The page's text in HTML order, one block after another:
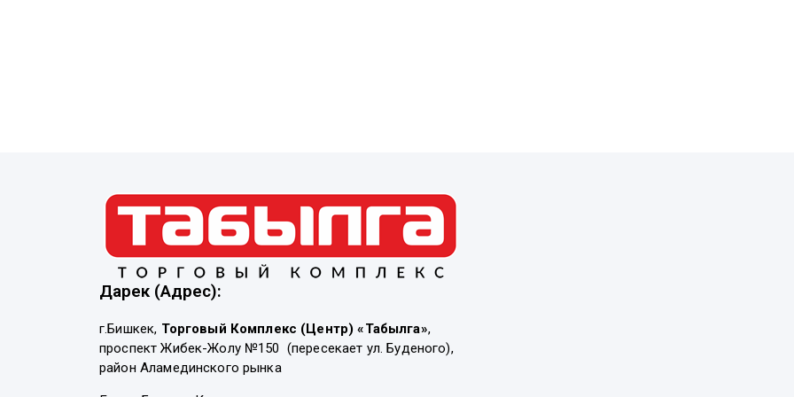
Дарек (Адрес):
г.Бишкек, Торговый Комплекс (Центр) «Табылга»,
проспект Жибек-Жолу №150 (пересекает ул. Буденого),
район Аламединского рынка